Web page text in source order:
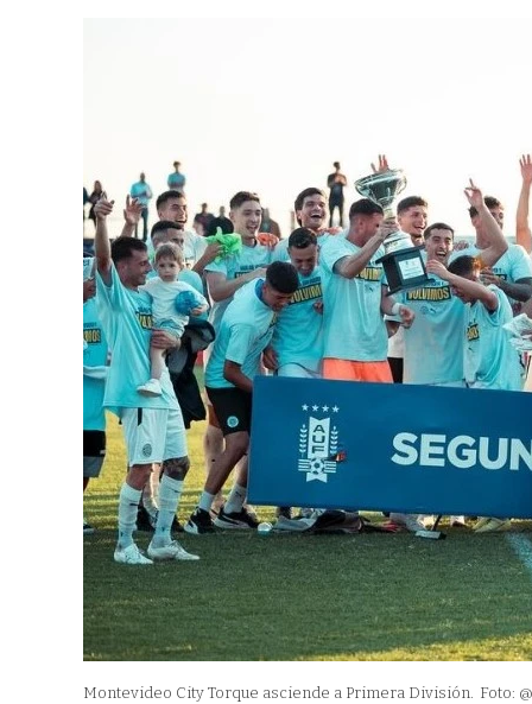
Montevideo City Torque asciende a Primera División. Foto: